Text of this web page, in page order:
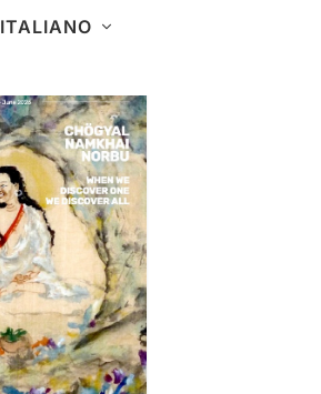
ITALIANO